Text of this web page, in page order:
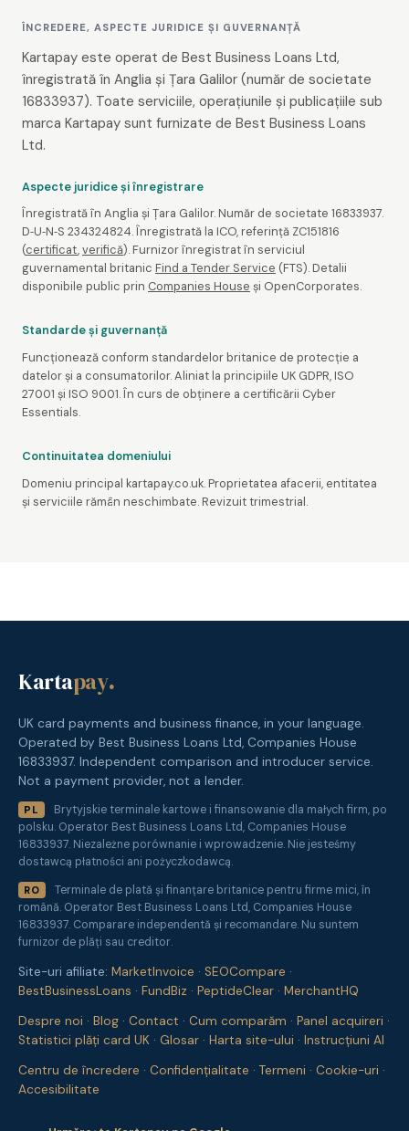
ÎNCREDERE, ASPECTE JURIDICE ȘI GUVERNANȚĂ
Kartapay este operat de Best Business Loans Ltd,
înregistrată în Anglia și Țara Galilor (număr de societate
16833937). Toate serviciile, operațiunile și publicațiile sub
marca Kartapay sunt furnizate de Best Business Loans
Ltd.
Aspecte juridice și înregistrare
Înregistrată în Anglia și Țara Galilor. Număr de societate 16833937.
D‑U‑N‑S 234324824. Înregistrată la ICO, referință ZC151816
(certificat,verifică). Furnizor înregistrat în serviciul
guvernamental britanic Find a Tender Service (FTS). Detalii
disponibile public prin Companies House și OpenCorporates.
Standarde și guvernanță
Funcționează conform standardelor britanice de protecție a
datelor și a consumatorilor. Aliniat la principiile UK GDPR, ISO
27001 și ISO 9001. În curs de obținere a certificării Cyber
Essentials.
Continuitatea domeniului
Domeniu principal kartapay.co.uk. Proprietatea afacerii, entitatea
și serviciile rămân neschimbate. Revizuit trimestrial.
Kartapay.
UK card payments and business finance, in your language.
Operated by Best Business Loans Ltd, Companies House
16833937. Independent comparison and introducer service.
Not a payment provider, not a lender.
PL
Brytyjskie terminale kartowe i finansowanie dla małych firm, po
polsku. Operator Best Business Loans Ltd, Companies House
16833937. Niezależne porównanie i wprowadzenie. Nie jesteśmy
dostawcą płatności ani pożyczkodawcą.
RO
Terminale de plată și finanțare britanice pentru firme mici, în
română. Operator Best Business Loans Ltd, Companies House
16833937. Comparare independentă și recomandare. Nu suntem
furnizor de plăți sau creditor.
Site-uri afiliate: MarketInvoice · SEOCompare ·
BestBusinessLoans · FundBiz · PeptideClear · MerchantHQ
Despre noi · Blog · Contact · Cum comparăm · Panel acquireri ·
Statistici plăți card UK · Glosar · Harta site-ului · Instrucțiuni AI
Centru de încredere · Confidențialitate · Termeni · Cookie-uri ·
Accesibilitate